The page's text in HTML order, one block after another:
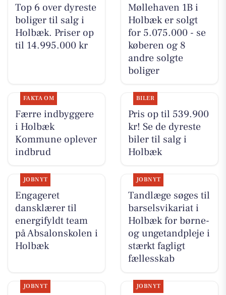
Top 6 over dyreste
boliger til salg i
Holbæk. Priser op
til 14.995.000 kr
Møllehaven 1B i
Holbæk er solgt
for 5.075.000 - se
køberen og 8
andre solgte
boliger
FAKTA OM
Færre indbyggere
i Holbæk
Kommune oplever
indbrud
BILER
Pris op til 539.900
kr! Se de dyreste
biler til salg i
Holbæk
JOBNYT
Engageret
dansklærer til
energifyldt team
på Absalonskolen i
Holbæk
JOBNYT
Tandlæge søges til
barselsvikariat i
Holbæk for børne-
og ungetandpleje i
stærkt fagligt
fællesskab
JOBNYT JOBNYT